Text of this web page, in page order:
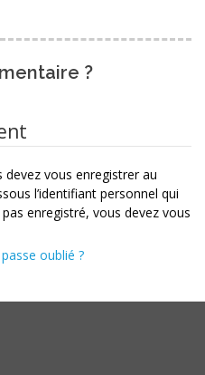
?
vous enregistrer au
l’identifiant personnel qui
enregistré, vous devez vous
oublié ?